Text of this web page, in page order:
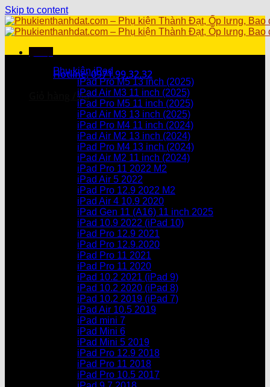
Skip to content
Hotline: 0971.99.32.32
Giỏ hàng /0₫
Chưa có sản phẩm trong giỏ hàng.
Chưa có sản phẩm trong giỏ hàng.
Danh mục sản phẩm
Phụ kiện iPad
iPad Pro M5 13 inch (2025)
iPad Air M3 11 inch (2025)
iPad Pro M5 11 inch (2025)
iPad Air M3 13 inch (2025)
iPad Pro M4 11 inch (2024)
iPad Air M2 13 inch (2024)
iPad Pro M4 13 inch (2024)
iPad Air M2 11 inch (2024)
iPad Pro 11 2022 M2
iPad Air 5 2022
iPad Pro 12.9 2022 M2
iPad Air 4 10.9 2020
iPad Gen 11 (A16) 11 inch 2025
iPad 10.9 2022 (iPad 10)
iPad Pro 12.9 2021
iPad Pro 12.9.2020
iPad Pro 11 2021
iPad Pro 11 2020
iPad 10.2 2021 (iPad 9)
iPad 10.2 2020 (iPad 8)
iPad 10.2 2019 (iPad 7)
iPad Air 10.5 2019
iPad mini 7
iPad Mini 6
iPad Mini 5 2019
iPad Pro 12.9 2018
iPad Pro 11 2018
iPad Pro 10.5 2017